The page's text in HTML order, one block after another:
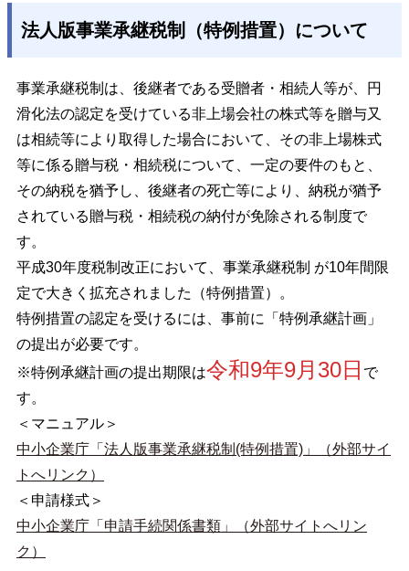
法人版事業承継税制（特例措置）について
事業承継税制は、後継者である受贈者・相続人等が、円
滑化法の認定を受けている非上場会社の株式等を贈与又
は相続等により取得した場合において、その非上場株式
等に係る贈与税・相続税について、一定の要件のもと、
その納税を猶予し、後継者の死亡等により、納税が猶予
されている贈与税・相続税の納付が免除される制度で
す。
平成30年度税制改正において、事業承継税制 が10年間限
定で大きく拡充されました（特例措置）。
特例措置の認定を受けるには、事前に「特例承継計画」
の提出が必要です。
※特例承継計画の提出期限は令和9年9月30日 で
す。
＜マニュアル＞
中小企業庁「法人版事業承継税制(特例措置)」（外部サイ
トへリンク）
＜申請様式＞
中小企業庁「申請手続関係書類」（外部サイトへリン
ク）